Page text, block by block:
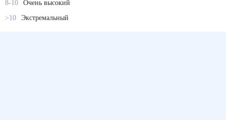
8-10
Очень высокий
>10
Экстремальный